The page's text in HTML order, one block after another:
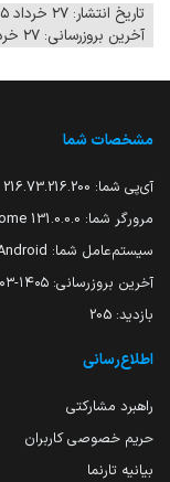
تاریخ انتشار: ۲۷ خرداد ۱۴۰۵ - ۱۳:۳۲
آخرین بروزرسانی: ۲۷ خرداد ۱۴۰۵ - ۱۳:۳۲
مشخصات شما
آی‌پی شما: 216.73.216.200
مرورگر شما: 131.0.0.0 Chrome
سیستم‌عامل شما:
آخرین بروزرسانی: ۱۴۰۵-۰۳-۲۷
بازدید: 205
اطلاع‌رسانی
راهبرد مشارکتی
حریم خصوصی کاربران
بیانیه تارنما